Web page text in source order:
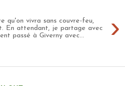
›
qu'on vivra sans couvre-feu,
En attendant, je partage avec
passé à Giverny avec...